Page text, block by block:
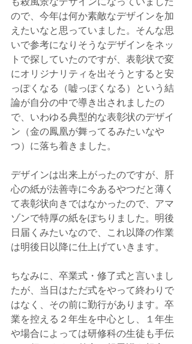
ので、今年は何か素敵なデザインを加
えたいなと思っていました。そんな思
いで参考になりそうなデザインをネッ
トで探していたのですが、表彰状で変
にオリジナリティを出そうとすると安
っぽくなる（嘘っぽくなる）という結
論が自分の中で導き出されましたの
で、いわゆる典型的な表彰状のデザイ
ン（金の鳳凰が舞ってるみたいなや
つ）に落ち着きました。
デザインは出来上がったのですが、肝
心の紙が法善寺に今あるやつだと薄く
て表彰状向きではなかったので、アマ
ゾンで特厚の紙をぽちりました。明後
日届くみたいなので、これ以降の作業
は明後日以降に仕上げていきます。
ちなみに、卒業式・修了式と言いまし
たが、当日はただ式をやって終わりで
はなく、その前に勤行があります。卒
業を控える２年生を中心とし、１年生
や場合によっては研修科の生徒も手伝